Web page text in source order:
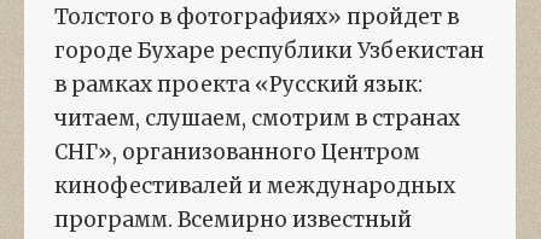
Толстого в фотографиях» пройдет в
городе Бухаре республики Узбекистан
в рамках проекта «Русский язык:
читаем, слушаем, смотрим в странах
СНГ», организованного Центром
кинофестивалей и международных
программ. Всемирно известный